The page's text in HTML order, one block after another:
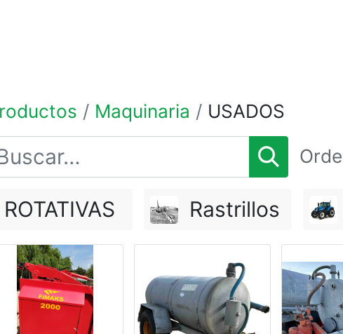
Maquinaria USADOS
ROTATIVAS Rastrillos